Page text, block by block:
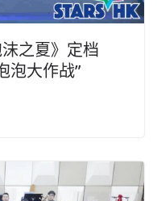
之夏》定档
泡大作战”